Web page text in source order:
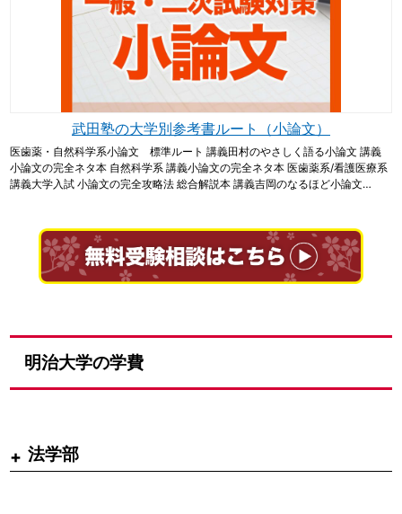
武田塾の大学別参考書ルート（小論文）
医歯薬・自然科学系小論文 標準ルート 講義田村のやさしく語る小論文 講義
小論文の完全ネタ本 自然科学系 講義小論文の完全ネタ本 医歯薬系/看護医療系
講義大学入試 小論文の完全攻略法 総合解説本 講義吉岡のなるほど小論文…
明治大学の学費
法学部